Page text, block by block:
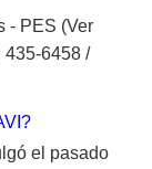
- PES (Ver
435-6458 /
el pasado